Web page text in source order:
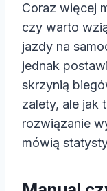
Coraz więcej
czy warto
jazdy na
jednak
skrzynią
zalety, ale jak
rozwiązanie
mówią